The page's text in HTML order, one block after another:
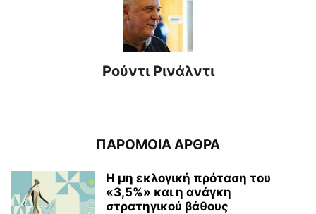
Ρούντι Ρινάλντι
ΠΑΡΟΜΟΙΑ ΑΡΘΡΑ
Η μη εκλογική πρόταση του
«3,5%» και η ανάγκη
στρατηγικού βάθους